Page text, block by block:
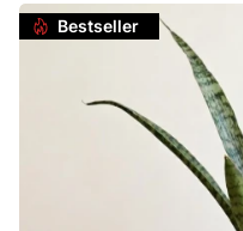
Bestseller